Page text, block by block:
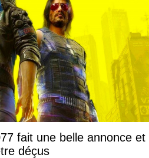
fait une belle annonce et
déçus